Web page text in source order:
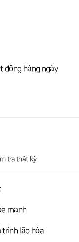
động hàng ngày
tra thật kỹ
mạnh
trình lão hóa